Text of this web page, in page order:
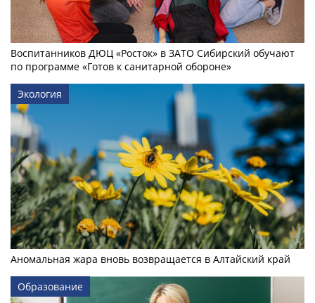
Воспитанников ДЮЦ «Росток» в ЗАТО Сибирский обучают
по программе «Готов к санитарной обороне»
Экология
Аномальная жара вновь возвращается в Алтайский край
Образование